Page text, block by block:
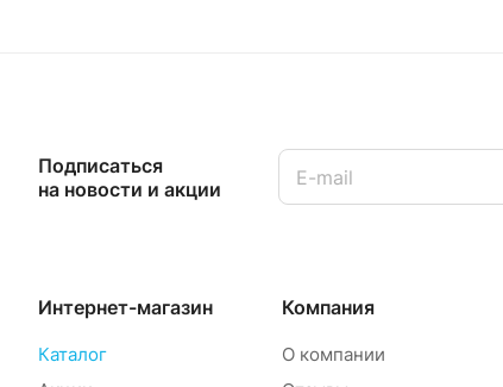
Подписаться
на новости и акции
Интернет-магазин
Каталог
Компания
О компании